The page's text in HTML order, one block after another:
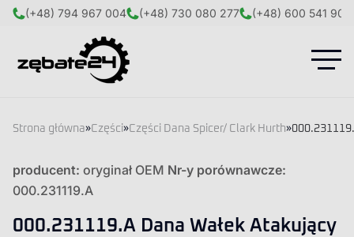
(+48) 794 967 004 (+48) 730 080 277 (+48) 600 541 908
Strona główna»Części»Części Dana Spicer/ Clark Hurth»
producent: oryginał OEM Nr-y porównawcze:
000.231119.A
000.231119.A Dana Wałek Atakujący